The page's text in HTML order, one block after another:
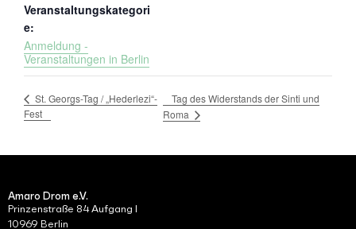
Veranstaltungskategori
e:
Anmeldung -
Veranstaltungen in Berlin
St. Georgs-Tag / „Hederlezi“-
Fest
Tag des Widerstands der Sinti und
Roma
Amaro Drom e.V.
Prinzenstraße 84 Aufgang I
10969 Berlin